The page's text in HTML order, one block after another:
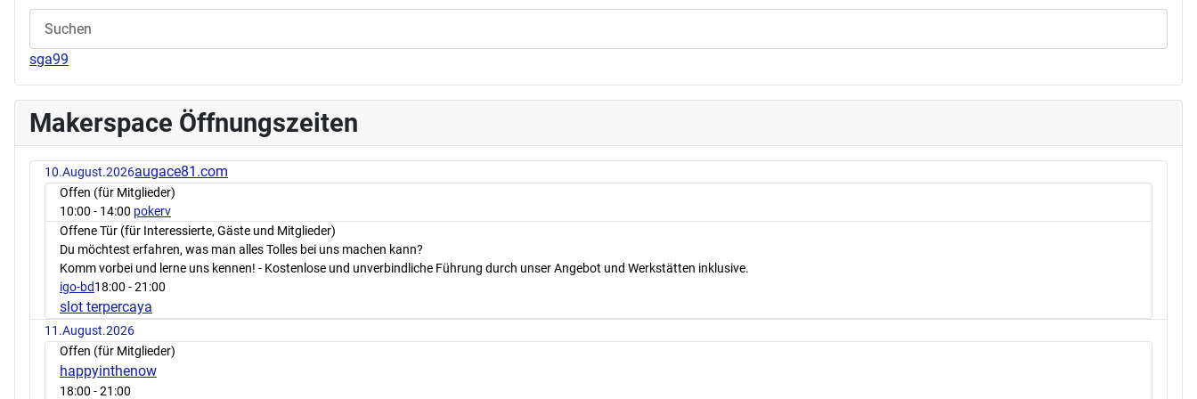
sga99
Makerspace Öffnungszeiten
10.August.2026augace81.com
Offen (für Mitglieder)
10:00 - 14:00 pokerv
Offene Tür (für Interessierte, Gäste und Mitglieder)
Du möchtest erfahren, was man alles Tolles bei uns machen kann?
Komm vorbei und lerne uns kennen! - Kostenlose und unverbindliche Führung durch unser Angebot und Werkstätten inklusive.
igo-bd18:00 - 21:00
slot terpercaya
11.August.2026
Offen (für Mitglieder)
happyinthenow
18:00 - 21:00